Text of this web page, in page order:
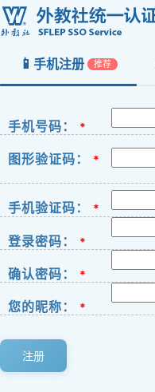
📱 手机注册 推荐
手机号码： *
图形验证码： *
手机验证码： *
登录密码： *
确认密码： *
您的昵称： *
注册